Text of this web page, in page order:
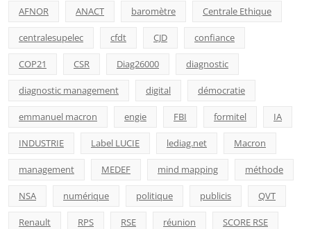
AFNOR ANACT baromètre Centrale Ethique
centralesupelec cfdt CJD confiance
COP21 CSR Diag26000 diagnostic
diagnostic management digital démocratie
emmanuel macron engie FBI formitel IA
INDUSTRIE Label LUCIE lediag.net Macron
management MEDEF mind mapping méthode
NSA numérique politique publicis QVT
Renault RPS RSE réunion SCORE RSE